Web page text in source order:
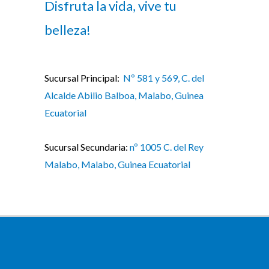
Disfruta la vida, vive tu
belleza!
Sucursal Principal: Nº 581 y 569, C. del
Alcalde Abilio Balboa, Malabo, Guinea
Ecuatorial
Sucursal Secundaria: nº 1005 C. del Rey
Malabo, Malabo, Guinea Ecuatorial